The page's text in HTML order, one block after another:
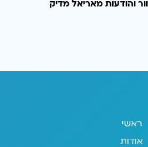
והודעות מאריאל מדיק
ראשי
אודות